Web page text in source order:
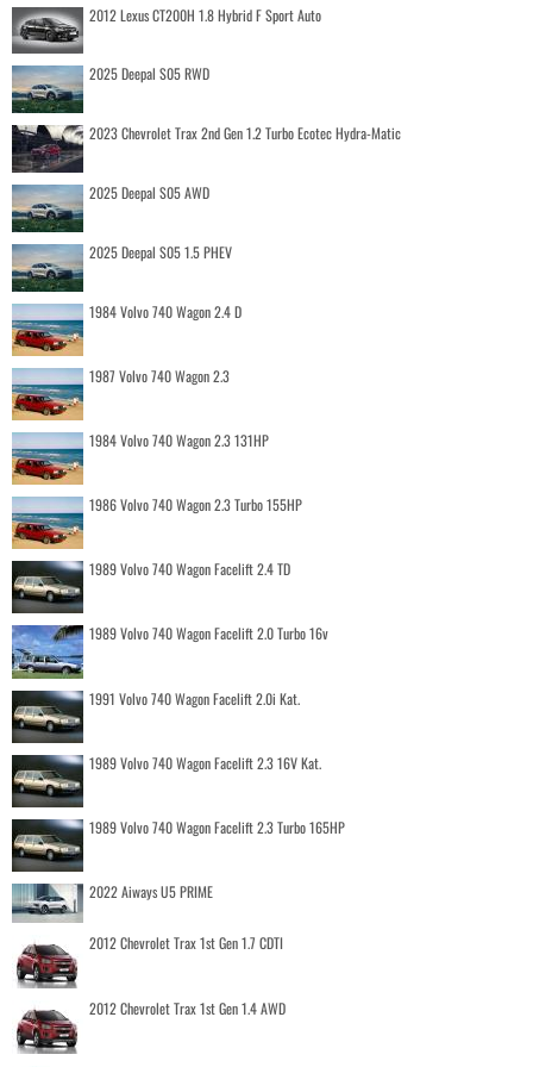
2012 Lexus CT200H 1.8 Hybrid F Sport Auto
2025 Deepal S05 RWD
2023 Chevrolet Trax 2nd Gen 1.2 Turbo Ecotec Hydra-Matic
2025 Deepal S05 AWD
2025 Deepal S05 1.5 PHEV
1984 Volvo 740 Wagon 2.4 D
1987 Volvo 740 Wagon 2.3
1984 Volvo 740 Wagon 2.3 131HP
1986 Volvo 740 Wagon 2.3 Turbo 155HP
1989 Volvo 740 Wagon Facelift 2.4 TD
1989 Volvo 740 Wagon Facelift 2.0 Turbo 16v
1991 Volvo 740 Wagon Facelift 2.0i Kat.
1989 Volvo 740 Wagon Facelift 2.3 16V Kat.
1989 Volvo 740 Wagon Facelift 2.3 Turbo 165HP
2022 Aiways U5 PRIME
2012 Chevrolet Trax 1st Gen 1.7 CDTI
2012 Chevrolet Trax 1st Gen 1.4 AWD